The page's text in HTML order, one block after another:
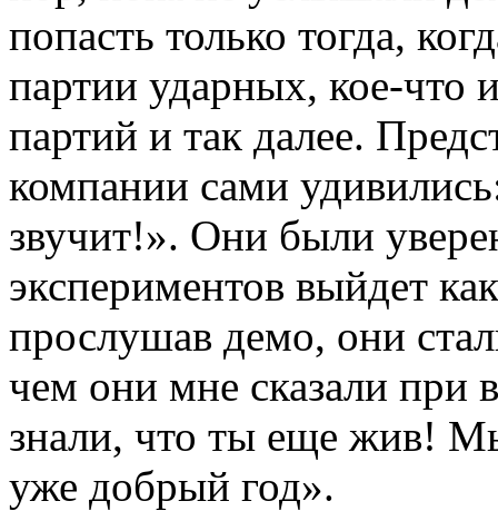
попасть только тогда,
партии ударных, кое-что
партий и так далее.
компании сами
звучит!». Они были
экспериментов выйдет
прослушав демо, они
чем они мне сказали при
знали, что ты еще жив!
уже добрый год».